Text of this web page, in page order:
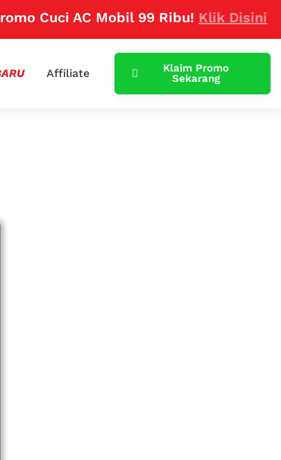
Cuci AC Mobil 99 Ribu!Klik Disini
Affiliate
Klaim Promo
Sekarang